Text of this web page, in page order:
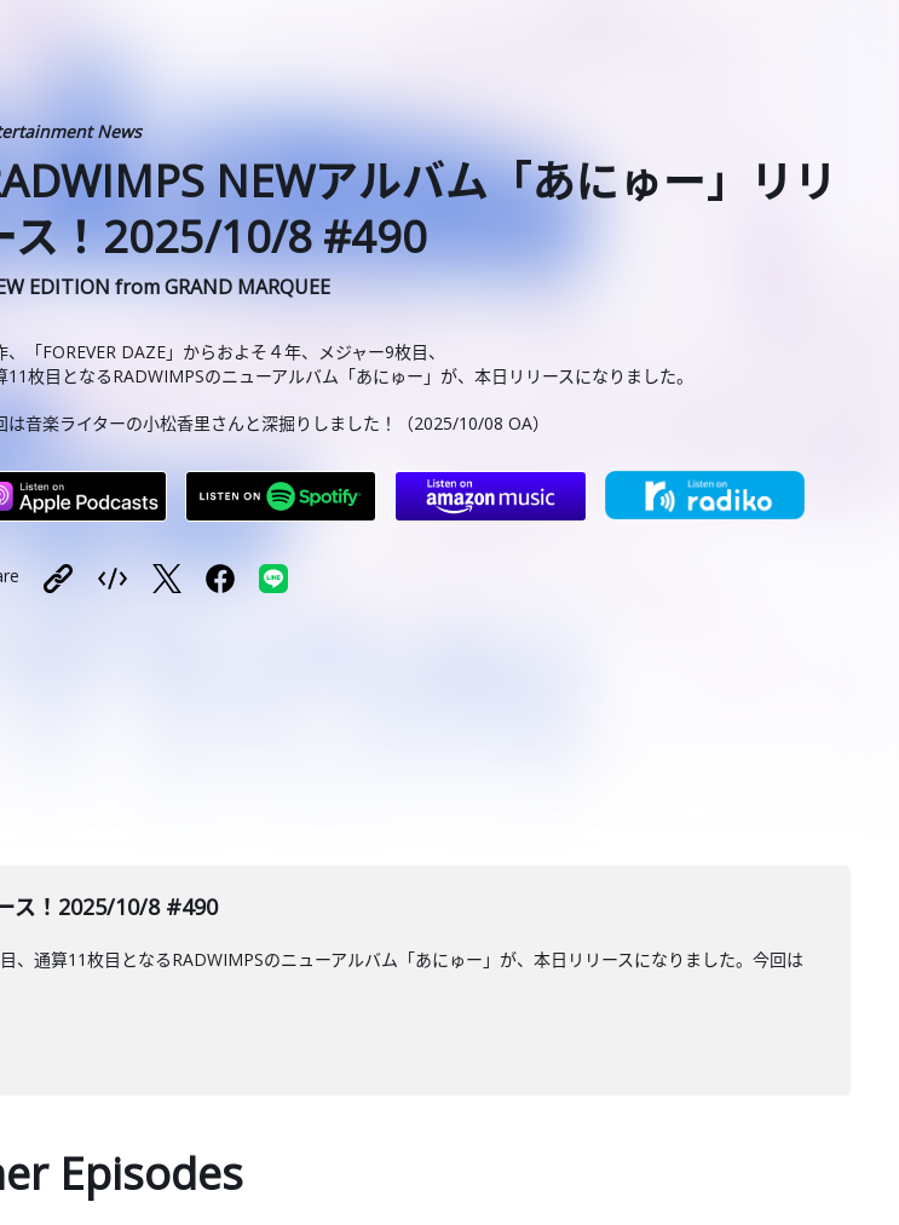
News
NEWアルバム「あにゅー」リリ
ス！2025/10/8 #490
EDITION from GRAND MARQUEE
、「FOREVER DAZE」からおよそ４年、メジャー9枚目、
11枚目となるRADWIMPSのニューアルバム「あにゅー」が、本日リリースになりました。
は音楽ライターの小松香里さんと深掘りしました！（2025/10/08 OA）
ス！2025/10/8 #490
、通算11枚目となるRADWIMPSのニューアルバム「あにゅー」が、本日リリースになりました。今回は
Episodes